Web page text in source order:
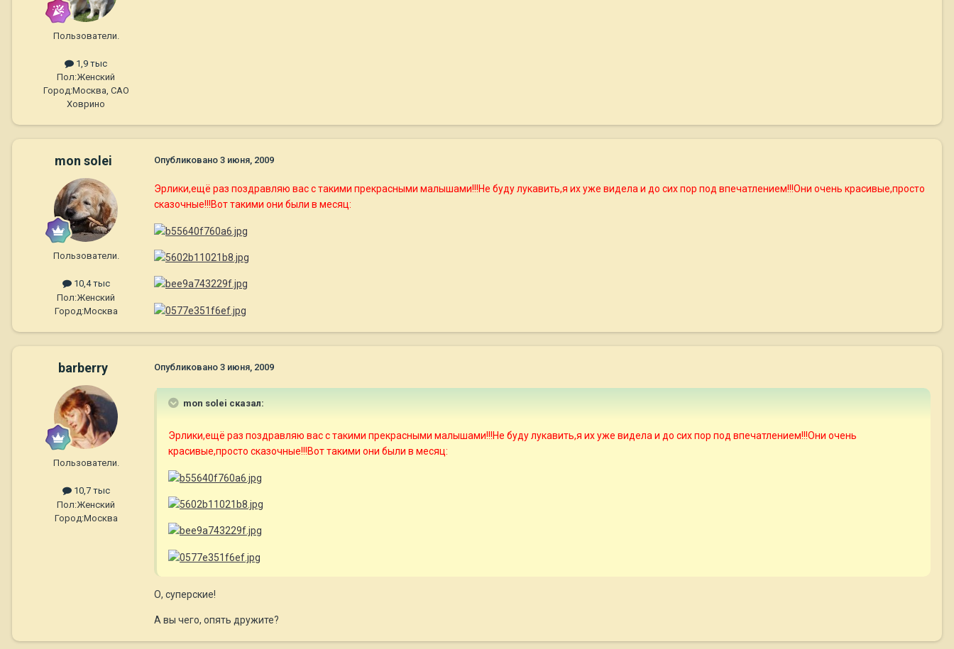
Пользователи.
1,9 тыс
Пол:Женский
Город:Москва, САО
Ховрино
mon solei
Пользователи.
10,4 тыс
Пол:Женский
Город:Москва
Опубликовано 3 июня, 2009
Эрлики,ещё раз поздравляю вас с такими прекрасными малышами!!!Не буду лукавить,я их уже видела и до сих пор под впечатлением!!!Они очень красивые,просто
сказочные!!!Вот такими они были в месяц:
barberry
Пользователи.
10,7 тыс
Пол:Женский
Город:Москва
Опубликовано 3 июня, 2009
mon solei сказал:
Эрлики,ещё раз поздравляю вас с такими прекрасными малышами!!!Не буду лукавить,я их уже видела и до сих пор под впечатлением!!!Они очень
красивые,просто сказочные!!!Вот такими они были в месяц:
О, суперские!
А вы чего, опять дружите?